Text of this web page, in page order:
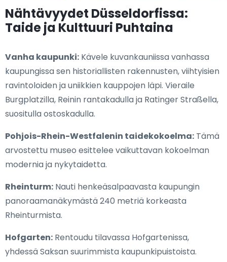
Nähtävyydet Düsseldorfissa:
Taide ja Kulttuuri Puhtaina
Vanha kaupunki: Kävele kuvankauniissa vanhassa
kaupungissa sen historiallisten rakennusten, viihtyisien
ravintoloiden ja uniikkien kauppojen läpi. Vieraile
Burgplatzilla, Reinin rantakadulla ja Ratinger Straßella,
suositulla ostoskadulla.
Pohjois-Rhein-Westfalenin taidekokoelma: Tämä
arvostettu museo esittelee vaikuttavan kokoelman
modernia ja nykytaidetta.
Rheinturm: Nauti henkeäsalpaavasta kaupungin
panoraamanäkymästä 240 metriä korkeasta
Rheinturmista.
Hofgarten: Rentoudu tilavassa Hofgartenissa,
yhdessä Saksan suurimmista kaupunkipuistoista.